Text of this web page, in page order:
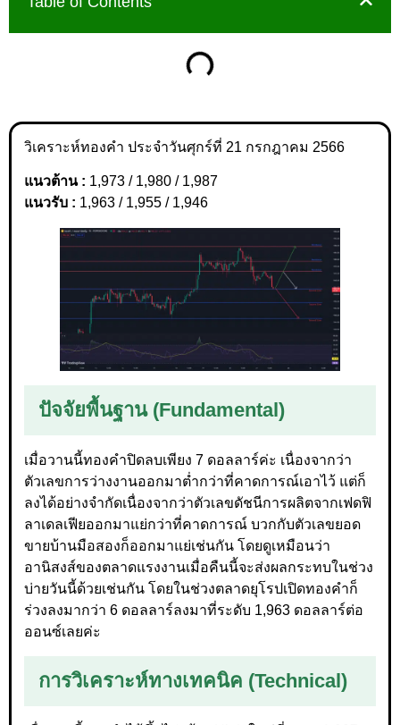
วิเคราะห์ทองคำ ประจำวันศุกร์ที่ 21 กรกฎาคม 2566
แนวต้าน : 1,973 / 1,980 / 1,987
แนวรับ : 1,963 / 1,955 / 1,946
ปัจจัยพื้นฐาน (Fundamental)
เมื่อวานนี้ทองคำปิดลบเพียง 7 ดอลลาร์ค่ะ เนื่องจากว่า
ตัวเลขการว่างงานออกมาต่ำกว่าที่คาดการณ์เอาไว้ แต่ก็
ลงได้อย่างจำกัดเนื่องจากว่าตัวเลขดัชนีการผลิตจากเฟดฟิ
ลาเดลเฟียออกมาแย่กว่าที่คาดการณ์ บวกกับตัวเลขยอด
ขายบ้านมือสองก็ออกมาแย่เช่นกัน โดยดูเหมือนว่า
อานิสงส์ของตลาดแรงงานเมื่อคืนนี้จะส่งผลกระทบในช่วง
บ่ายวันนี้ด้วยเช่นกัน โดยในช่วงตลาดยุโรปเปิดทองคำก็
ร่วงลงมากว่า 6 ดอลลาร์ลงมาที่ระดับ 1,963 ดอลลาร์ต่อ
ออนซ์เลยค่ะ
การวิเคราะห์ทางเทคนิค (Technical)